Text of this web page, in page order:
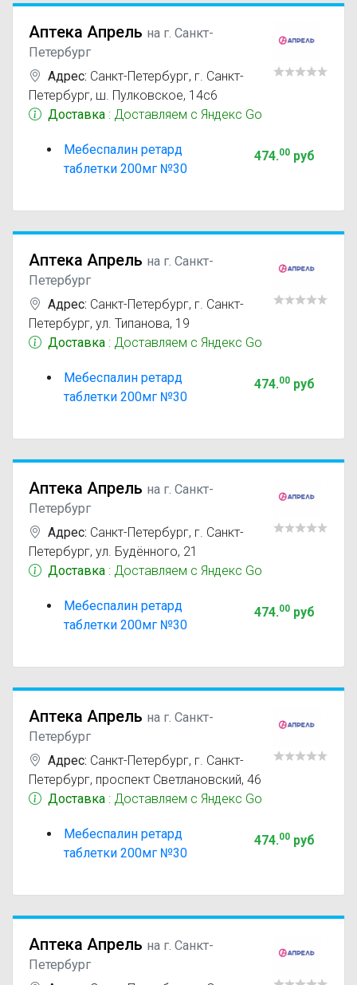
Аптека Апрель на г. Санкт-
Петербург
Адрес: Санкт-Петербург, г. Санкт-
Петербург, ш. Пулковское, 14с6
Доставка : Доставляем с Яндекс Go
Мебеспалин ретард
таблетки 200мг №30
474.00руб
Аптека Апрель на г. Санкт-
Петербург
Адрес: Санкт-Петербург, г. Санкт-
Петербург, ул. Типанова, 19
Доставка : Доставляем с Яндекс Go
Мебеспалин ретард
таблетки 200мг №30
474.00руб
Аптека Апрель на г. Санкт-
Петербург
Адрес: Санкт-Петербург, г. Санкт-
Петербург, ул. Будённого, 21
Доставка : Доставляем с Яндекс Go
Мебеспалин ретард
таблетки 200мг №30
474.00руб
Аптека Апрель на г. Санкт-
Петербург
Адрес: Санкт-Петербург, г. Санкт-
Петербург, проспект Светлановский, 46
Доставка : Доставляем с Яндекс Go
Мебеспалин ретард
таблетки 200мг №30
474.00руб
Аптека Апрель на г. Санкт-
Петербург